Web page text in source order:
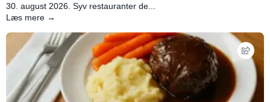
30. august 2026. Syv restauranter de...
Læs mere →